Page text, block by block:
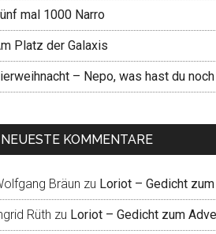
mal 1000 Narro
Platz der Galaxis
– Nepo, was hast du
NEUESTE KOMMENTARE
Bräun zu Loriot – Gedicht
Rüth zu Loriot – Gedicht zum